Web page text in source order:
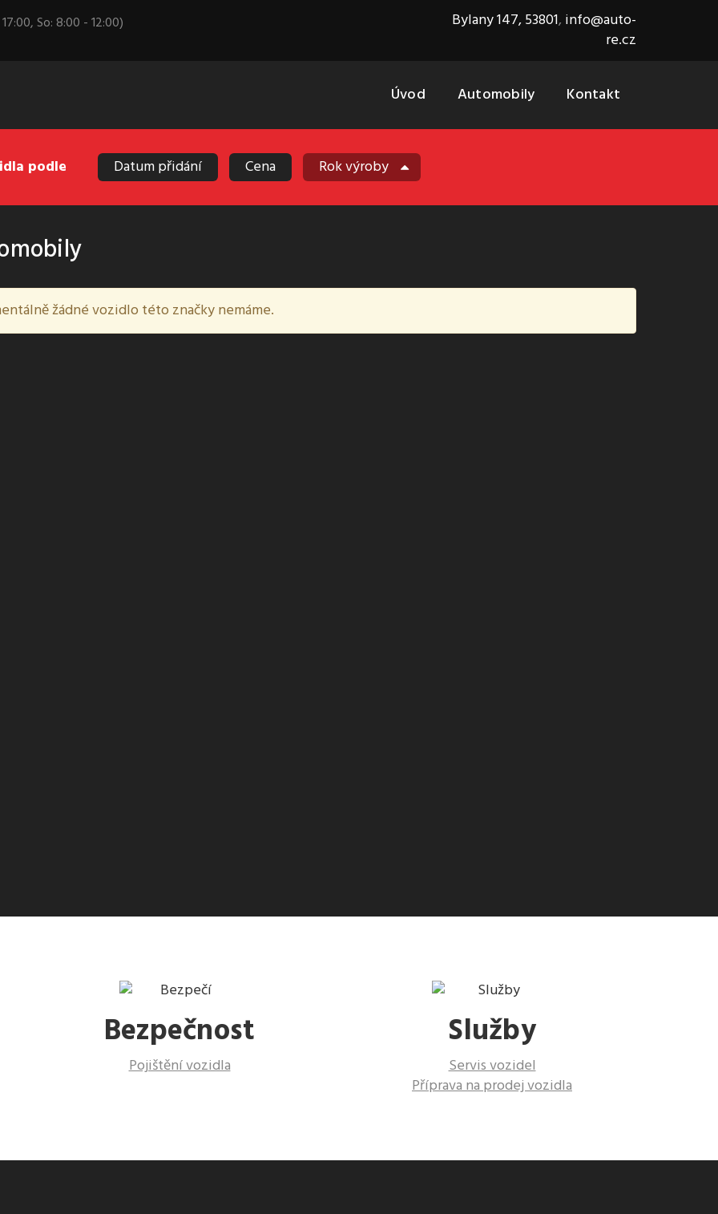
So: 8:00 - 12:00) Bylany 147, 53801, info@auto-
re.cz
Úvod Automobily Kontakt
podle Datum přidání Cena Rok výroby
žádné vozidlo této značky nemáme.
Bezpečnost
Pojištění vozidla
Služby
Servis vozidel
Příprava na prodej vozidla